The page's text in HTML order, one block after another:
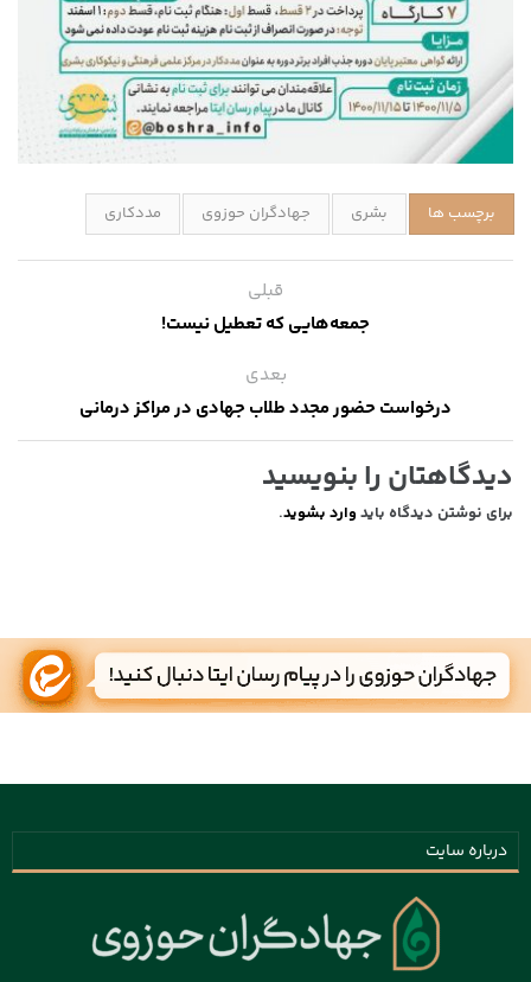
برچسب ها بشری جهادگران حوزوی مددکاری
قبلی
جمعه‌هایی که تعطیل نیست!
بعدی
درخواست حضور مجدد طلاب جهادی در مراکز درمانی
دیدگاهتان را بنویسید
برای نوشتن دیدگاه باید وارد بشوید.
درباره سایت